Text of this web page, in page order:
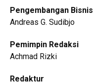
Pengembangan Bisnis
Andreas G. Sudibjo
Pemimpin Redaksi
Achmad Rizki
Redaktur